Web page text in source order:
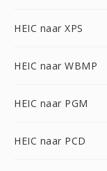
HEIC naar XPS
HEIC naar WBMP
HEIC naar PGM
HEIC naar PCD